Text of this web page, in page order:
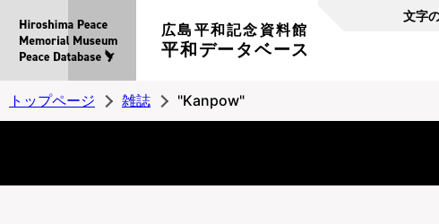
広島平和記念資料館
平和データベース
文字
トップページ 雑誌 "Kanpow"